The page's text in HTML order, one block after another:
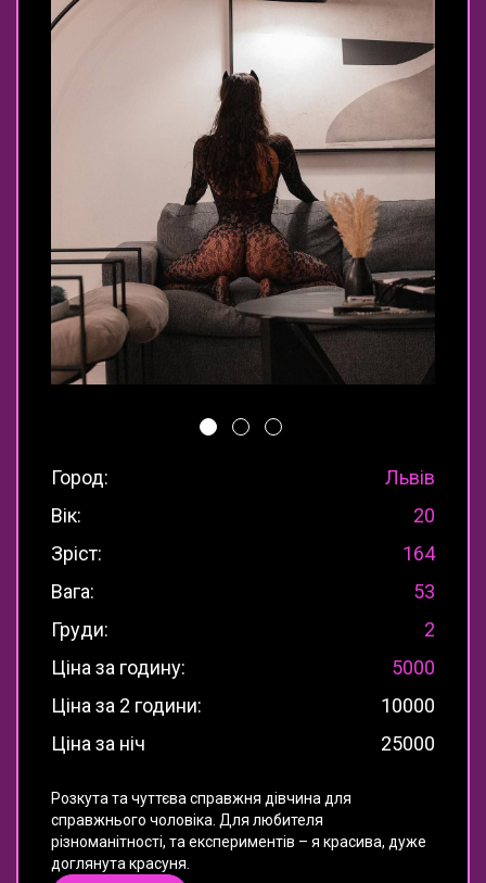
Город:
Львів
Вік:
20
Зріст:
164
Вага:
53
Груди:
2
Ціна за годину:
5000
Ціна за 2 години:
10000
Ціна за ніч
25000
Розкута та чуттєва справжня дівчина для
справжнього чоловіка. Для любителя
різноманітності, та експериментів – я красива, дуже
доглянута красуня.